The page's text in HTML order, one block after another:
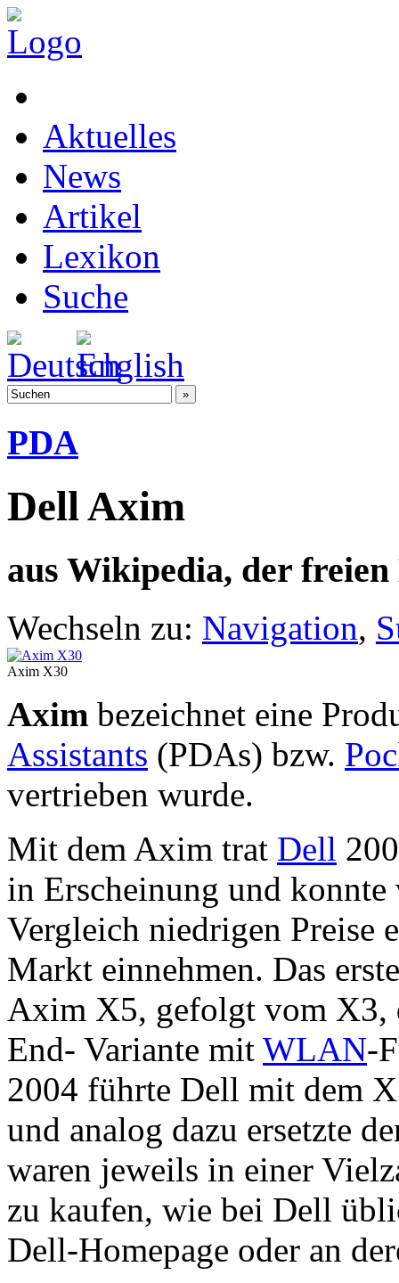
Aktuelles
News
Artikel
Lexikon
Suche
PDA
Dell Axim
aus Wikipedia, der
Wechseln zu: Navigation,
Axim X30
Axim bezeichnet eine
Assistants (PDAs) bzw.
vertrieben wurde.
Mit dem Axim trat Dell
in Erscheinung und
Vergleich niedrigen Preise
Markt einnehmen. Das
Axim X5, gefolgt vom X3,
End- Variante mit WLAN-
2004 führte Dell mit dem
und analog dazu ersetzte
waren jeweils in einer
zu kaufen, wie bei Dell
Dell-Homepage oder an